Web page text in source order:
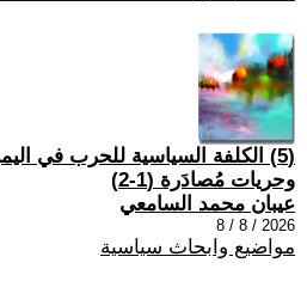
(5) الكلفة السياسية للحرب في
وحريات مُصادَرة (1-2)
عيبان محمد السامعي
2026 / 8 / 8
مواضيع وابحاث سياسية